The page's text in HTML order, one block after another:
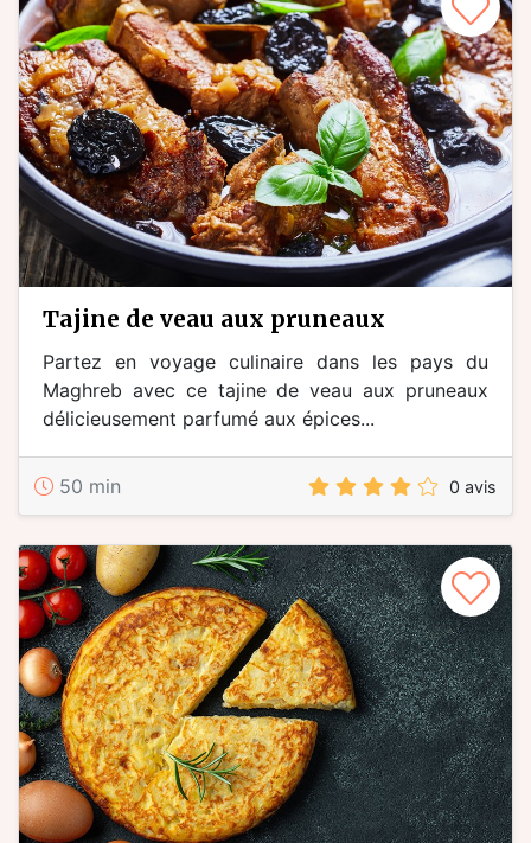
tajine de veau aux pruneaux
Partez en voyage culinaire dans les pays du
Maghreb avec ce tajine de veau aux pruneaux
délicieusement parfumé aux épices...
50 min 0 avis